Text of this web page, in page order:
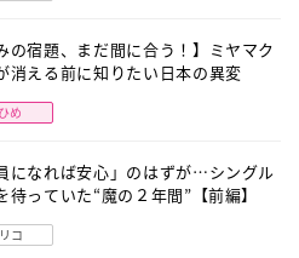
の宿題、まだ間に合う！】ミヤマク
消える前に知りたい日本の異変
め
になれば安心」のはずが…シングル
待っていた“魔の２年間”【前編】
コ